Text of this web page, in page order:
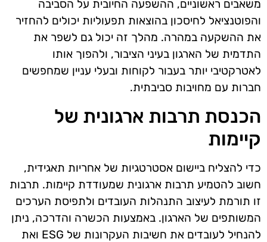
משאבים ראשוניים, ההשפעה החיובית על הסביבה
והפוטנציאל לחיסכון בהוצאות תפעוליות יכולים להחזיר
את ההשקעה במהרה. מהלך זה יכול גם לשפר את
התדמית של הארגון בעיני הציבור, ולהפוך אותו
לאטרקטיבי יותר בעבור לקוחות ובעלי עניין שמחפשים
חברות עם מחויבות סביבתית.
הכנסת תרבות ארגונית של
קיימות
כדי להצליח ביישום אסטרטגיות של אחריות תאגידית,
חשוב להטמיע תרבות ארגונית שמעודדת קיימות. תרבות
זו תורמת לעיצוב התנהלות העובדים ולתפיסת הערכים
המשותפים של הארגון. באמצעות הכשרה והדרכה, ניתן
להנחיל לעובדים את חשיבות העקרונות של ESG ואת